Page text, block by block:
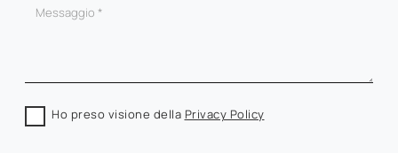
Ho preso visione della Privacy Policy